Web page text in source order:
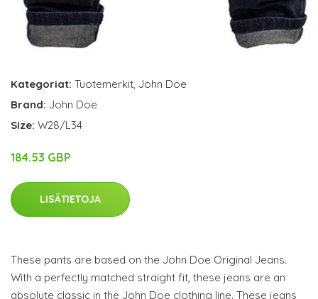
Kategoriat: Tuotemerkit John Doe
Brand: John Doe
Size: W28/L34
184.53 GBP
LISÄTIETOJA
These pants are based on the John Doe Original Jeans.
With a perfectly matched straight fit, these jeans are an
absolute classic in the John Doe clothing line. These jeans